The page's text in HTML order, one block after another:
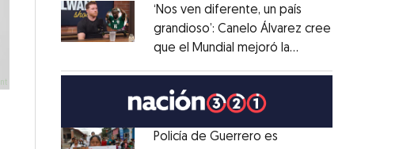
Opens in new window
‘Nos ven diferente, un país
grandioso’: Canelo Álvarez cree
que el Mundial mejoró la
Policía de Guerrero es